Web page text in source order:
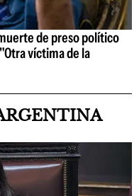
de preso político
víctima de la